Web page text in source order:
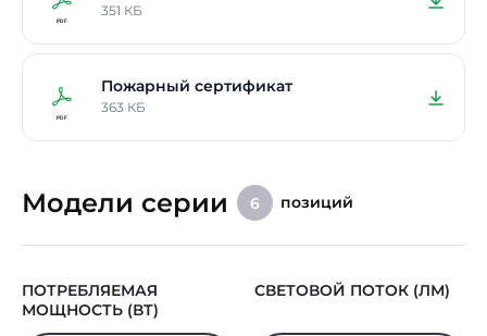
351 КБ
Пожарный сертификат
363 КБ
Модели серии 6 позиций
ПОТРЕБЛЯЕМАЯ
МОЩНОСТЬ (ВТ)
СВЕТОВОЙ ПОТОК (ЛМ)